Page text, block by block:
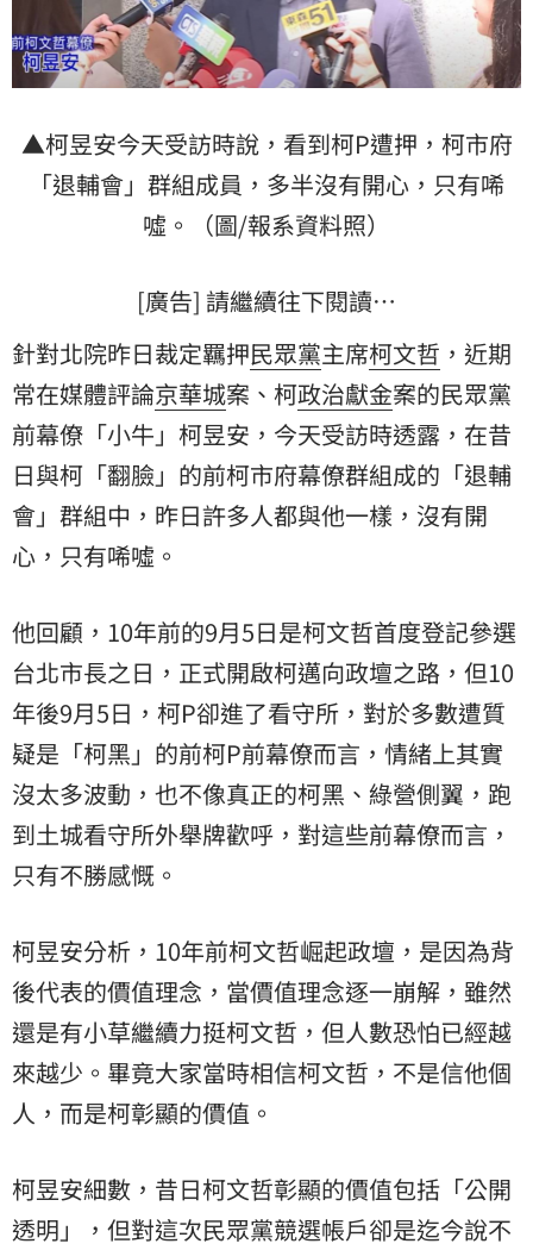
▲柯昱安今天受訪時說，看到柯P遭押，柯市府
「退輔會」群組成員，多半沒有開心，只有唏
噓。（圖/報系資料照）
[廣告] 請繼續往下閱讀…
針對北院昨日裁定羈押民眾黨主席柯文哲 ，近期
常在媒體評論京華城案、柯政治獻金案的民眾黨
前幕僚「小牛」柯昱安，今天受訪時透露，在昔
日與柯「翻臉」的前柯市府幕僚群組成的「退輔
會」群組中，昨日許多人都與他一樣，沒有開
心，只有唏噓。
他回顧，10年前的9月5日是柯文哲首度登記參選
台北市長之日，正式開啟柯邁向政壇之路，但10
年後9月5日，柯P卻進了看守所，對於多數遭質
疑是「柯黑」的前柯P前幕僚而言，情緒上其實
沒太多波動，也不像真正的柯黑、綠營側翼，跑
到土城看守所外舉牌歡呼，對這些前幕僚而言，
只有不勝感慨。
柯昱安分析，10年前柯文哲崛起政壇，是因為背
後代表的價值理念，當價值理念逐一崩解，雖然
還是有小草繼續力挺柯文哲，但人數恐怕已經越
來越少。畢竟大家當時相信柯文哲，不是信他個
人，而是柯彰顯的價值。
柯昱安細數，昔日柯文哲彰顯的價值包括「公開
透明」，但對這次民眾黨競選帳戶卻是迄今說不